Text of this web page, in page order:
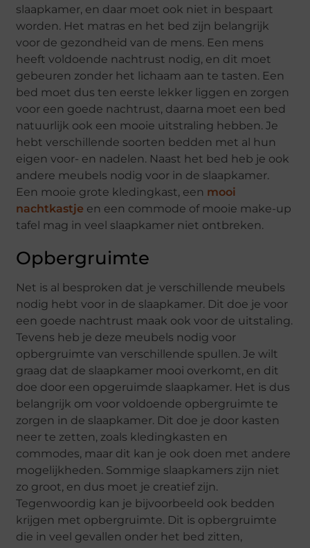
slaapkamer, en daar moet ook niet in bespaart
worden. Het matras en het bed zijn belangrijk
voor de gezondheid van de mens. Een mens
heeft voldoende nachtrust nodig, en dit moet
gebeuren zonder het lichaam aan te tasten. Een
bed moet dus ten eerste lekker liggen en zorgen
voor een goede nachtrust, daarna moet een bed
natuurlijk ook een mooie uitstraling hebben. Je
hebt verschillende soorten bedden met al hun
eigen voor- en nadelen. Naast het bed heb je ook
andere meubels nodig voor in de slaapkamer.
Een mooie grote kledingkast, een mooi
nachtkastje en een commode of mooie make-up
tafel mag in veel slaapkamer niet ontbreken.
Opbergruimte
Net is al besproken dat je verschillende meubels
nodig hebt voor in de slaapkamer. Dit doe je voor
een goede nachtrust maak ook voor de uitstaling.
Tevens heb je deze meubels nodig voor
opbergruimte van verschillende spullen. Je wilt
graag dat de slaapkamer mooi overkomt, en dit
doe door een opgeruimde slaapkamer. Het is dus
belangrijk om voor voldoende opbergruimte te
zorgen in de slaapkamer. Dit doe je door kasten
neer te zetten, zoals kledingkasten en
commodes, maar dit kan je ook doen met andere
mogelijkheden. Sommige slaapkamers zijn niet
zo groot, en dus moet je creatief zijn.
Tegenwoordig kan je bijvoorbeeld ook bedden
krijgen met opbergruimte. Dit is opbergruimte
die in veel gevallen onder het bed zitten,